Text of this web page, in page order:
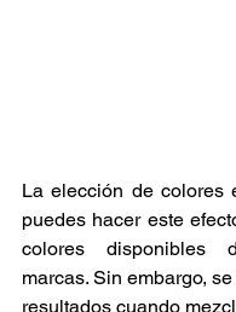
La elección de colores
puedes hacer este
colores disponibles
marcas. Sin embargo,
resultados cuando